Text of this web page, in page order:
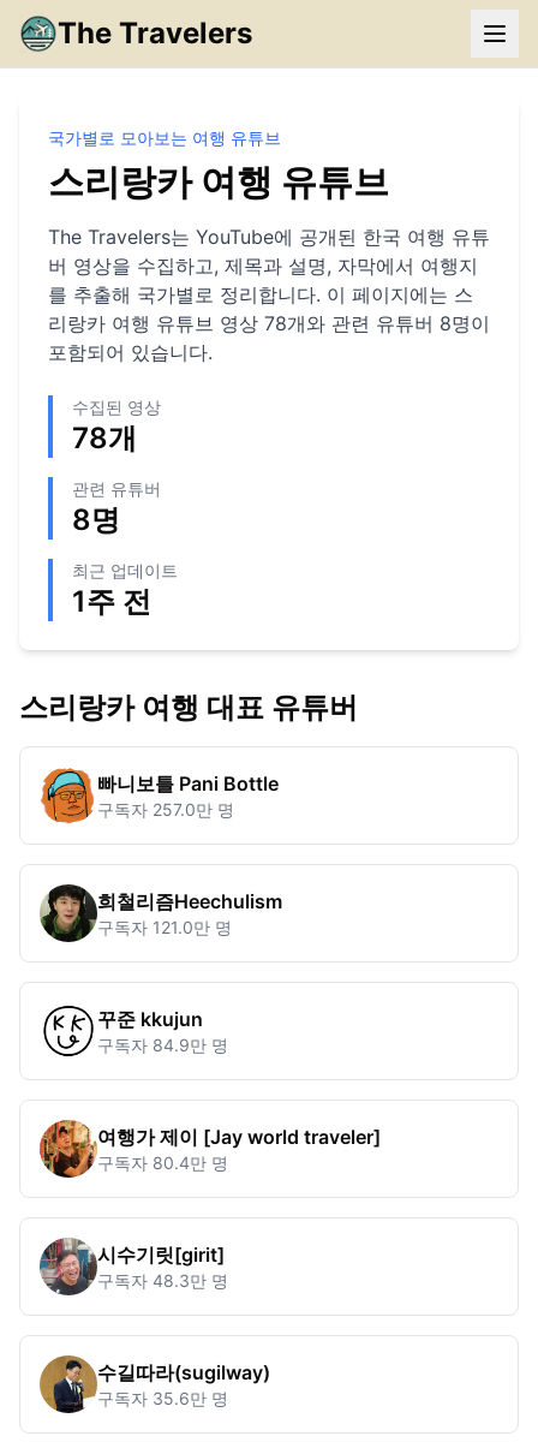
The Travelers
국가별로 모아보는 여행 유튜브
스리랑카여행 유튜브
The Travelers는 YouTube에 공개된 한국 여행 유튜
버 영상을 수집하고, 제목과 설명, 자막에서 여행지
를 추출해 국가별로 정리합니다. 이 페이지에는 스
리랑카 여행 유튜브 영상 78개와 관련 유튜버 8명이
포함되어 있습니다.
수집된 영상
78개
관련 유튜버
8명
최근 업데이트
1주 전
스리랑카여행 대표 유튜버
빠니보틀 Pani Bottle
구독자 257.0만 명
희철리즘Heechulism
구독자 121.0만 명
꾸준 kkujun
구독자 84.9만 명
여행가 제이 [Jay world traveler]
구독자 80.4만 명
시수기릿[girit]
구독자 48.3만 명
수길따라(sugilway)
구독자 35.6만 명